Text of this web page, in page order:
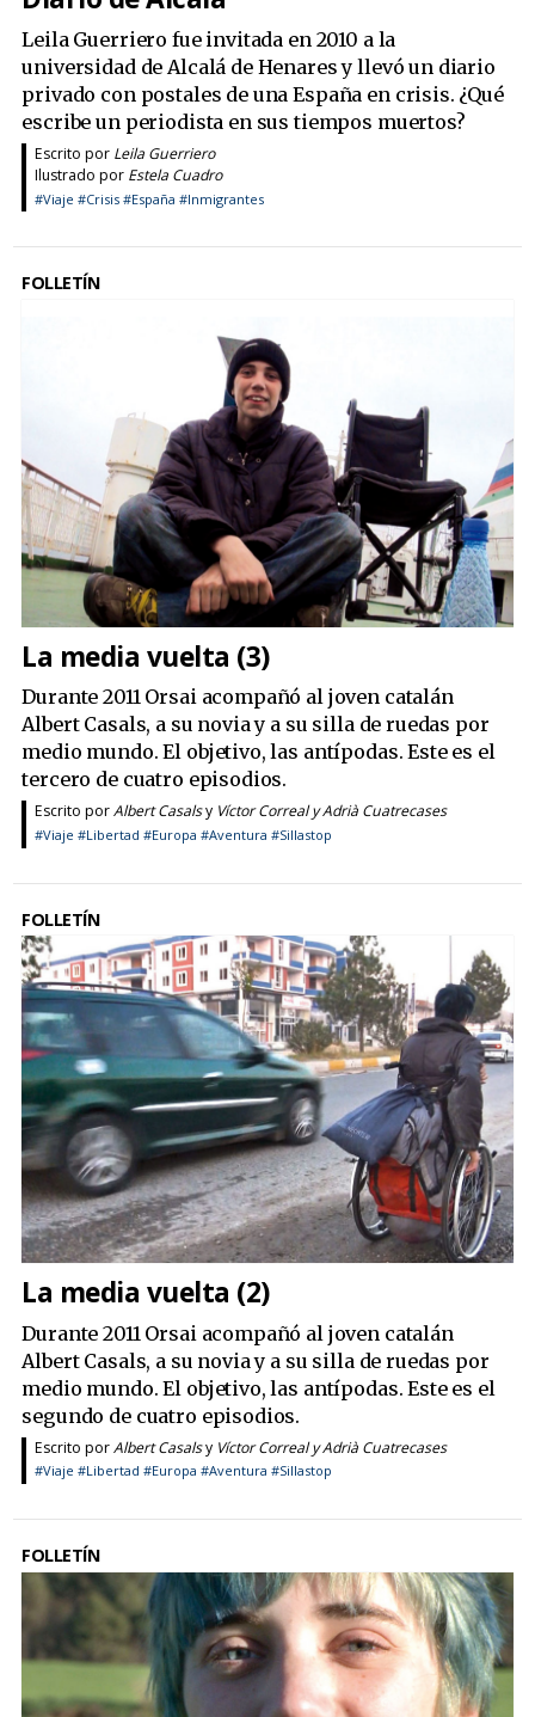
Leila Guerriero fue invitada en 2010 a la
universidad de Alcalá de Henares y llevó un diario
privado con postales de una España en crisis. ¿Qué
escribe un periodista en sus tiempos muertos?
Escrito por Leila Guerriero
Ilustrado por Estela Cuadro
#Viaje #Crisis #España #Inmigrantes
FOLLETÍN
La media vuelta (3)
Durante 2011 Orsai acompañó al joven catalán
Albert Casals, a su novia y a su silla de ruedas por
medio mundo. El objetivo, las antípodas. Este es el
tercero de cuatro episodios.
Escrito porAlbert Casalsy Víctor Correal y Adrià Cuatrecases
#Viaje #Libertad #Europa #Aventura #Sillastop
FOLLETÍN
La media vuelta (2)
Durante 2011 Orsai acompañó al joven catalán
Albert Casals, a su novia y a su silla de ruedas por
medio mundo. El objetivo, las antípodas. Este es el
segundo de cuatro episodios.
Escrito porAlbert Casalsy Víctor Correal y Adrià Cuatrecases
#Viaje #Libertad #Europa #Aventura #Sillastop
FOLLETÍN